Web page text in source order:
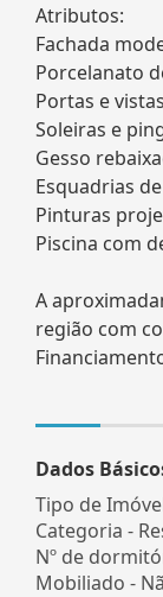
Atributos:
Fachada
Porcelanato
Portas e
Soleiras e
Gesso
Esquadrias
Pinturas
Piscina com
A
região com
Dados
Tipo de
Categoria -
Nº de
Mobiliado -